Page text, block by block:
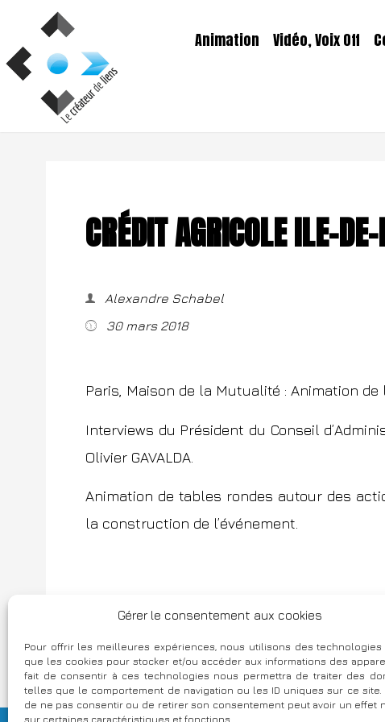
Gérer le consentement aux cookies
Pour offrir les meilleures expériences, nous utilisons des
que les cookies pour stocker et/ou accéder aux informations des
fait de consentir à ces technologies nous permettra de traiter des
telles que le comportement de navigation ou les ID uniques sur ce site.
de ne pas consentir ou de retirer son consentement peut avoir un effet
sur certaines caractéristiques et fonctions.
contenu
Animation Vidéo, Voix Off
CRÉDIT AGRICOLE ILE-
Alexandre Schabel
30 mars 2018
Paris, Maison de la Mutualité : Animation
Interviews du Président du Conseil
Olivier GAVALDA.
Animation de tables rondes autour des
la construction de l’événement.
a
v
i
Econocom Tour 2018